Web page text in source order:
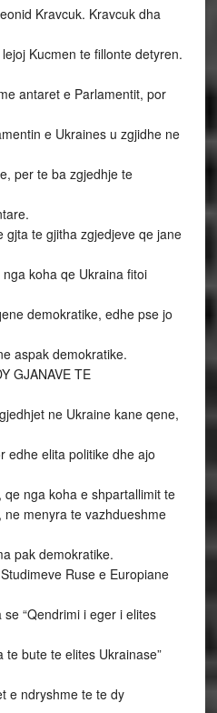
Kravcuk. Kravcuk dha
Kucmen te fillonte detyren.
antaret e Parlamentit, por
e Ukraines u zgjidhe ne
per te ba zgjedhje te
gjta te gjitha zgjedjeve qe jane
koha qe Ukraina fitoi
demokratike, edhe pse jo
aspak demokratike.
GJANAVE TE
ne Ukraine kane qene,
edhe elita politike dhe ajo
nga koha e shpartallimit te
ne menyra te vazhdueshme
pak demokratike.
Ruse e Europiane
“Qendrimi i eger i elites
bute te elites Ukrainase”
e ndryshme te te dy